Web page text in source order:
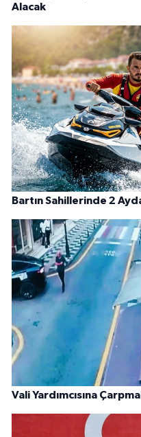
Alacak
Bartın Sahillerinde 2
Vali Yardımcısına